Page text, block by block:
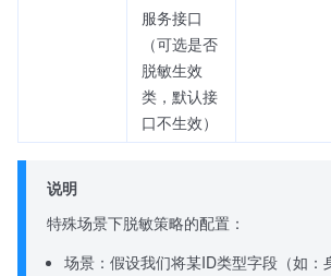
服务接口
（可选是否
脱敏生效
类，默认接
口不生效）
说明
特殊场景下脱敏策略的配置：
场景：假设我们将某ID类型字段（如：